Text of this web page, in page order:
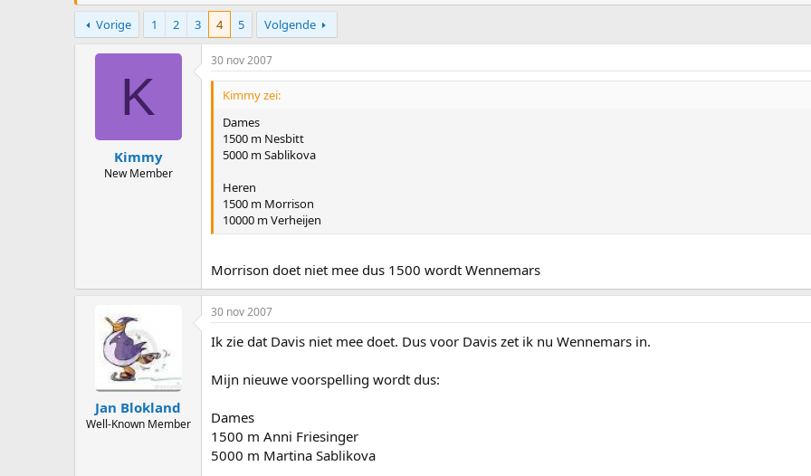
i
c
s
r
d
a
u
m
Vorige 1 2 3 4 5 Volgende
K
Kimmy
New Member
30 nov 2007
Kimmy zei:
Dames
1500 m Nesbitt
5000 m Sablikova
Heren
1500 m Morrison
10000 m Verheijen
Morrison doet niet mee dus 1500 wordt Wennemars
Jan Blokland
Well-Known Member
30 nov 2007
Ik zie dat Davis niet mee doet. Dus voor Davis zet ik nu Wennemars in.
Mijn nieuwe voorspelling wordt dus:
Dames
1500 m Anni Friesinger
5000 m Martina Sablikova